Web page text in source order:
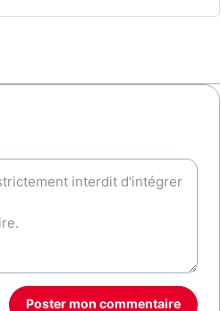
Poster mon commentaire